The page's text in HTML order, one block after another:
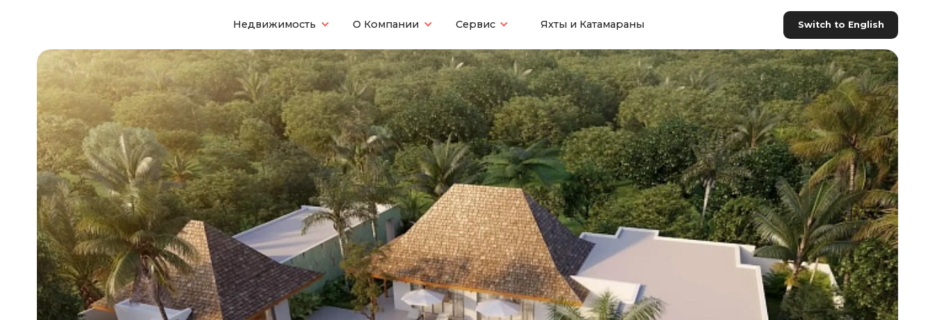
Недвижимость О Компании Сервис Яхты и Катамараны Switch to English